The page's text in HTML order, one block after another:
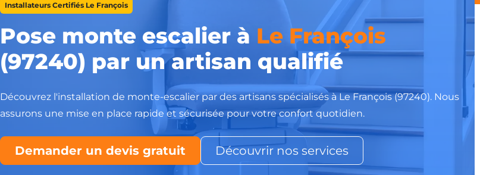
Installateurs Certifiés Le François
Pose monte escalier à Le François
(97240) par un artisan qualifié
Découvrez l'installation de monte-escalier par des artisans spécialisés à Le François (97240). Nous
assurons une mise en place rapide et sécurisée pour votre confort quotidien.
Demander un devis gratuit Découvrir nos services